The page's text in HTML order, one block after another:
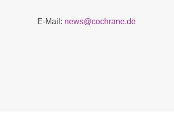
E-Mail: news@cochrane.de